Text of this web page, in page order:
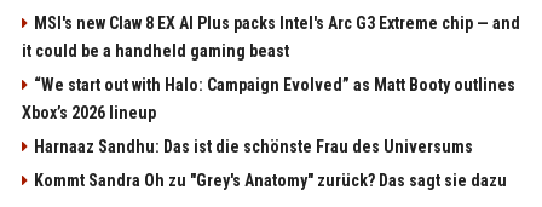
MSI's new Claw 8 EX AI Plus packs Intel's Arc G3 Extreme chip — and
it could be a handheld gaming beast
“We start out with Halo: Campaign Evolved” as Matt Booty outlines
Xbox’s 2026 lineup
Harnaaz Sandhu: Das ist die schönste Frau des Universums
Kommt Sandra Oh zu "Grey's Anatomy" zurück? Das sagt sie dazu